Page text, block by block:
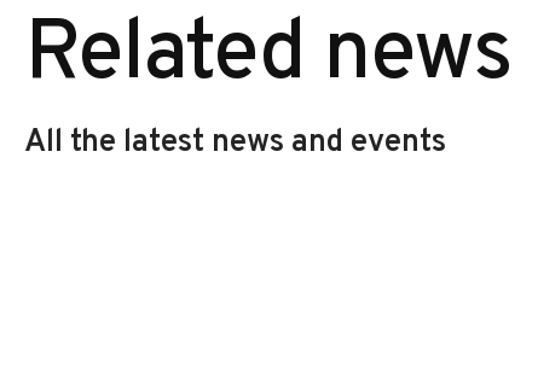
Related news
All the latest news and events